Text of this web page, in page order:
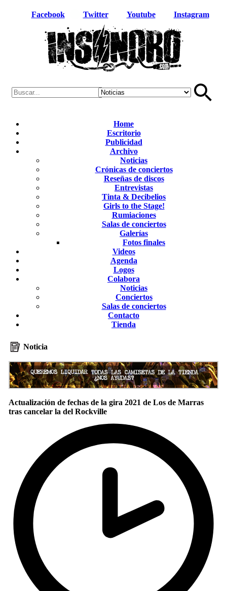
Facebook Twitter Youtube Instagram
Home
Escritorio
Publicidad
Archivo
Noticias
Crónicas de conciertos
Reseñas de discos
Entrevistas
Tinta & Decibelios
Girls to the Stage!
Rumiaciones
Salas de conciertos
Galerías
Fotos finales
Videos
Agenda
Logos
Colabora
Noticias
Conciertos
Salas de conciertos
Contacto
Tienda
Noticia
Actualización de fechas de la gira 2021 de Los de Marras
tras cancelar la del Rockville